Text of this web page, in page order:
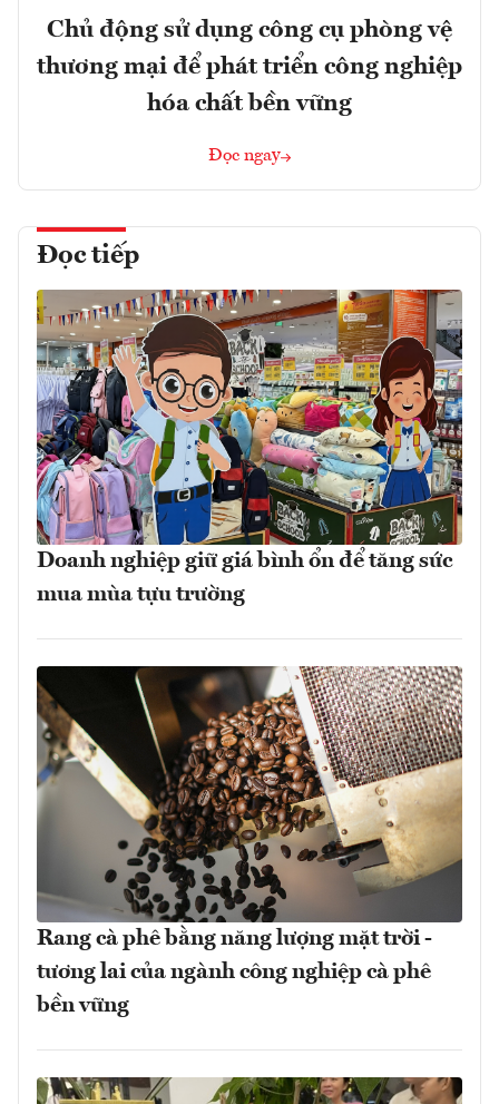
Chủ động sử dụng công cụ phòng vệ
thương mại để phát triển công nghiệp
hóa chất bền vững
Đọc ngay
Đọc tiếp
Doanh nghiệp giữ giá bình ổn để tăng sức
mua mùa tựu trường
Rang cà phê bằng năng lượng mặt trời -
tương lai của ngành công nghiệp cà phê
bền vững